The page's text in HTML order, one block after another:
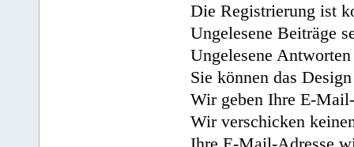
Die Registrierung ist
Ungelesene Beiträge
Ungelesene
Sie können das
Wir geben Ihre E-
Wir verschicken